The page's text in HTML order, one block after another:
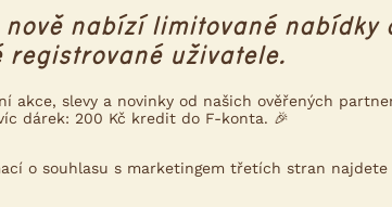
VAKOVEVERKA
- samec
létavou - 7 měsíců, plně samostatný vlastní
bázlivý, ale jí z ruky a je velmi zvědavý Cena
nově nabízí limitované nabídky
registrované uživatele.
akce, slevy a novinky od našich ověřených
dárek: 200 Kč kredit do F-konta. 🎉
o souhlasu s marketingem třetích stran najdete